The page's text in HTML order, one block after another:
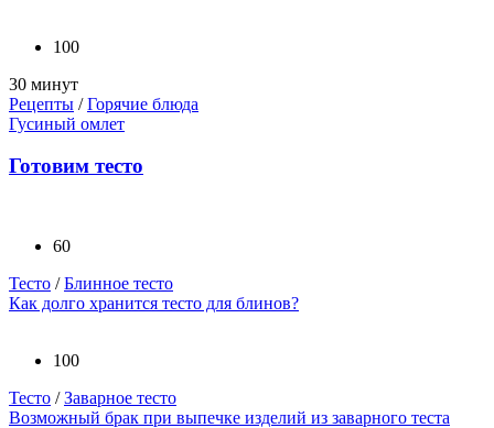
100
30 минут
Рецепты /Горячие блюда
Гусиный омлет
Готовим тесто
60
Тесто /Блинное тесто
Как долго хранится тесто для блинов?
100
Тесто /Заварное тесто
Возможный брак при выпечке изделий из заварного теста